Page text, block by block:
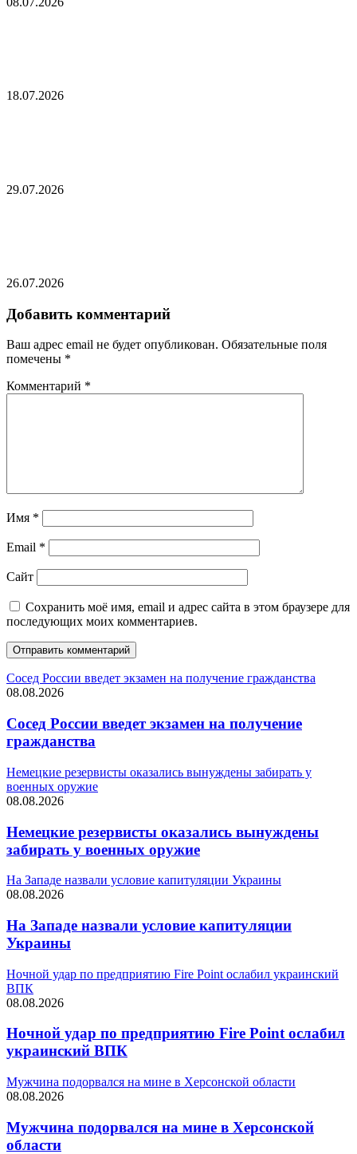
18.07.2026
29.07.2026
26.07.2026
Добавить комментарий
Ваш адрес email не будет опубликован. Обязательные поля
помечены *
Комментарий *
Имя *
Email *
Сайт
Сохранить моё имя, email и адрес сайта в этом браузере для
последующих моих комментариев.
Сосед России введет экзамен на получение гражданства
08.08.2026
Сосед России введет экзамен на получение
гражданства
Немецкие резервисты оказались вынуждены забирать у
военных оружие
08.08.2026
Немецкие резервисты оказались вынуждены
забирать у военных оружие
На Западе назвали условие капитуляции Украины
08.08.2026
На Западе назвали условие капитуляции
Украины
Ночной удар по предприятию Fire Point ослабил украинский
ВПК
08.08.2026
Ночной удар по предприятию Fire Point ослабил
украинский ВПК
Мужчина подорвался на мине в Херсонской области
08.08.2026
Мужчина подорвался на мине в Херсонской
области